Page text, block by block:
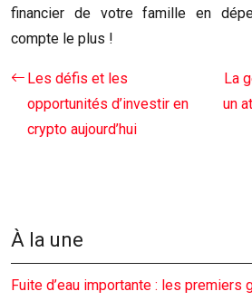
financier de votre famille en
compte le plus !
Les défis et les
opportunités d’investir en
crypto aujourd’hui
La
un
À la une
Fuite d’eau importante : les premiers